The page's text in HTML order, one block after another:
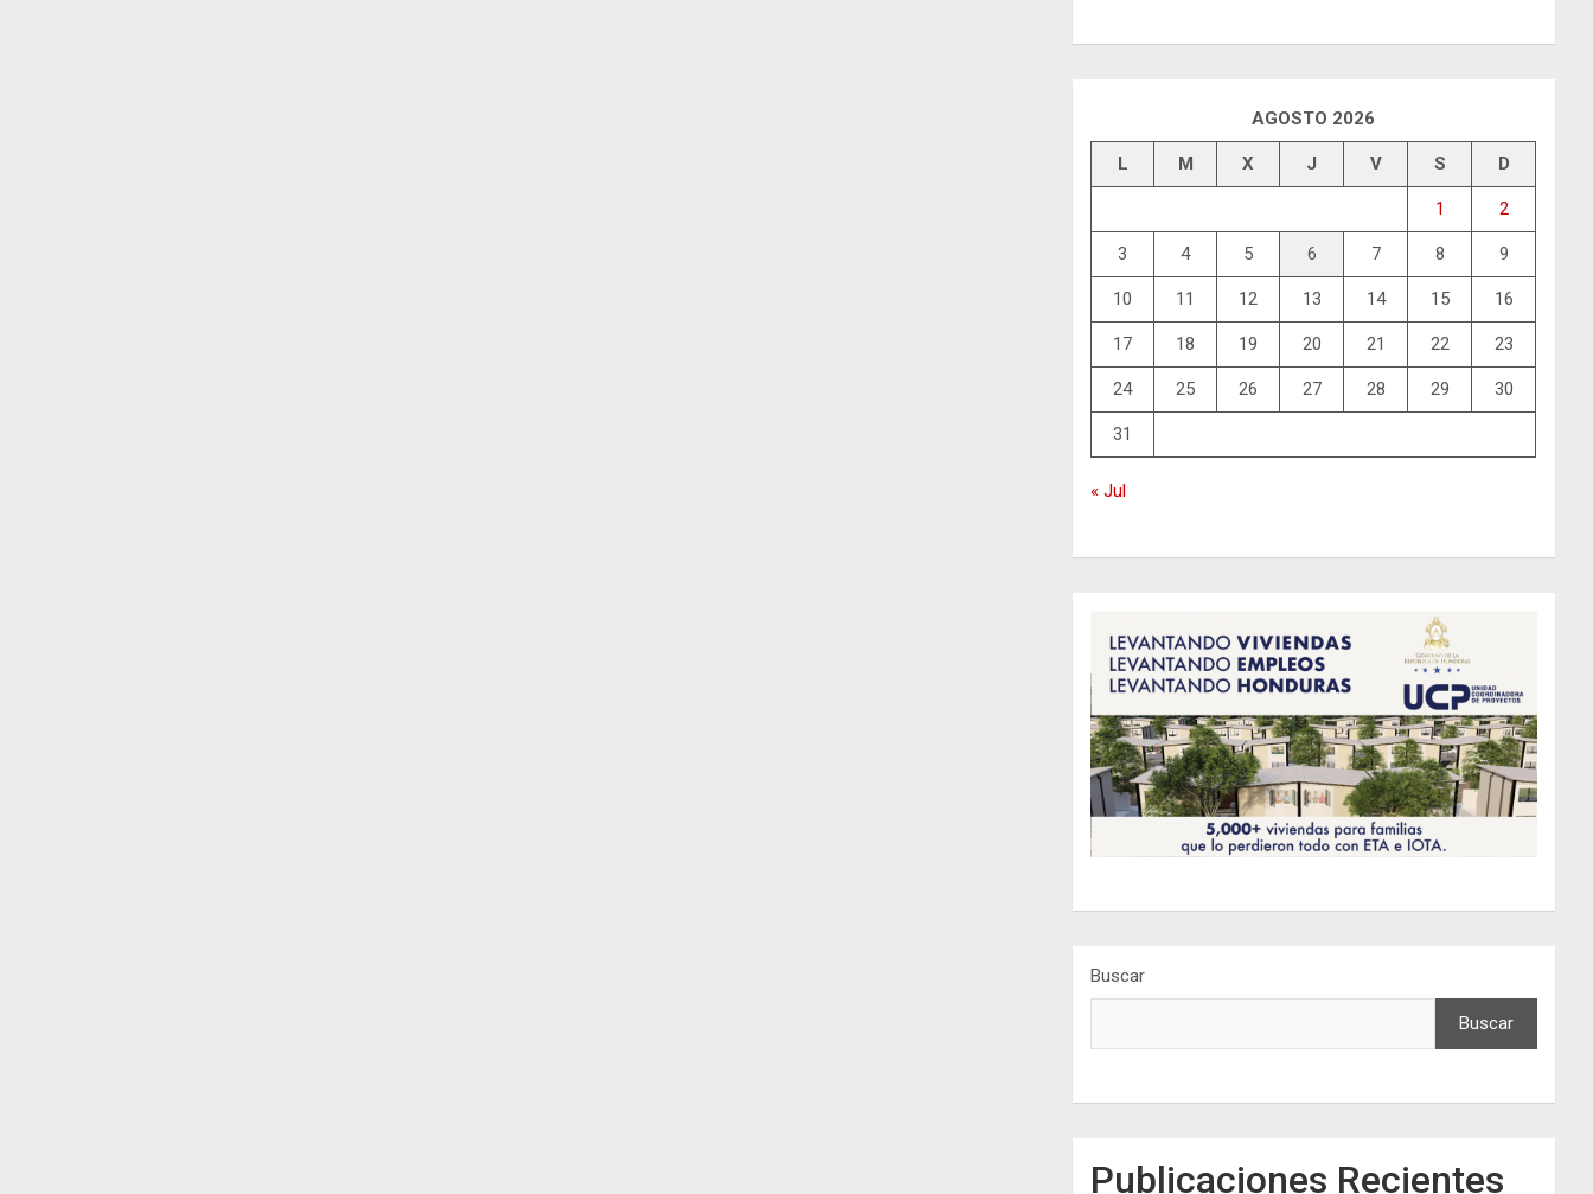
AGOSTO 2026
L M X J V S D
1 2
3 4 5 6 7 8 9
10 11 12 13 14 15 16
17 18 19 20 21 22 23
24 25 26 27 28 29 30
31
« Jul
Buscar
Buscar
Publicaciones Recientes